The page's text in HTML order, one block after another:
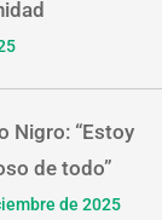
Nigro: “Estoy
de todo”
de 2025